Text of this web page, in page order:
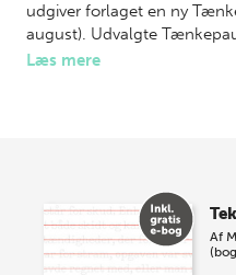
udgiver forlaget en ny
august). Udvalgte
serienReflections
Tænkepauser i abonnement.
Hent Tænkepause-plakat
Læs mere
Af